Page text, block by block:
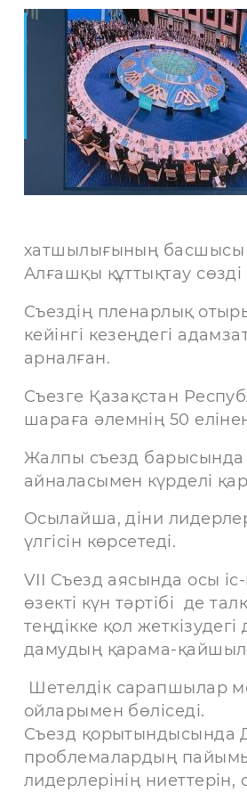
хатшылығының басшысы
Алғашқы құттықтау
Съездің пленарлық
кейінгі кезеңдегі
арналған.
Съезге Қазақстан
шараға әлемнің 50
Жалпы съезд барысында
айналасымен күрделі
Осылайша, діни
үлгісін көрсетеді.
VII Съезд аясында осы
өзекті күн тәртібі де
теңдікке қол
дамудың қарама-
Шетелдік сарапшылар
ойларымен бөліседі.
Съезд қорытындысында
проблемалардың
лидерлерінің